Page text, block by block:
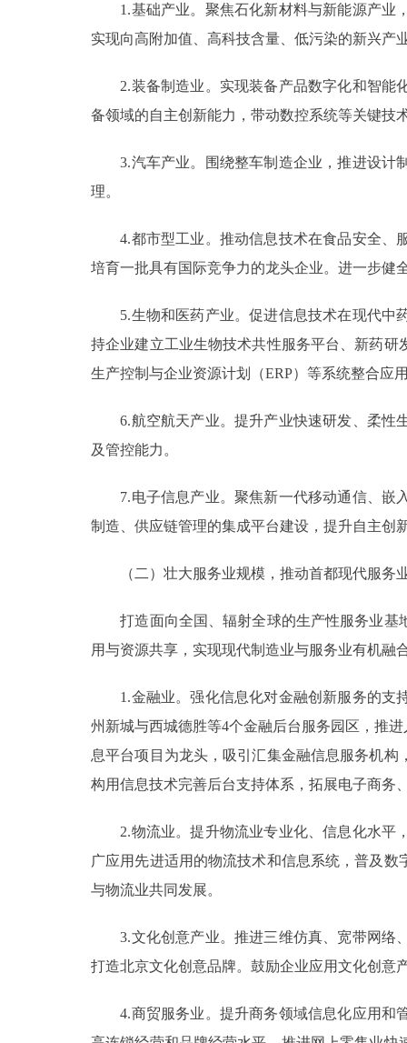
1.基础产业。聚焦石化新材料与新能源产业，
实现向高附加值、高科技含量、低污染的新兴产
2.装备制造业。实现装备产品数字化和智能化
备领域的自主创新能力，带动数控系统等关键技
3.汽车产业。围绕整车制造企业，推进设计制
理。
4.都市型工业。推动信息技术在食品安全、服
培育一批具有国际竞争力的龙头企业。进一步健
5.生物和医药产业。促进信息技术在现代中药
持企业建立工业生物技术共性服务平台、新药
生产控制与企业资源计划（ERP）等系统整合应
6.航空航天产业。提升产业快速研发、柔性生
及管控能力。
7.电子信息产业。聚焦新一代移动通信、嵌入
制造、供应链管理的集成平台建设，提升自主
（二）壮大服务业规模，推动首都现代服务
打造面向全国、辐射全球的生产性服务业基
用与资源共享，实现现代制造业与服务业有机
1.金融业。强化信息化对金融创新服务的支持
州新城与西城德胜等4个金融后台服务园区，推
息平台项目为龙头，吸引汇集金融信息服务机
构用信息技术完善后台支持体系，拓展电子商务
2.物流业。提升物流业专业化、信息化水平，
广应用先进适用的物流技术和信息系统，普及
与物流业共同发展。
3.文化创意产业。推进三维仿真、宽带网络、
打造北京文化创意品牌。鼓励企业应用文化创
4.商贸服务业。提升商务领域信息化应用和管